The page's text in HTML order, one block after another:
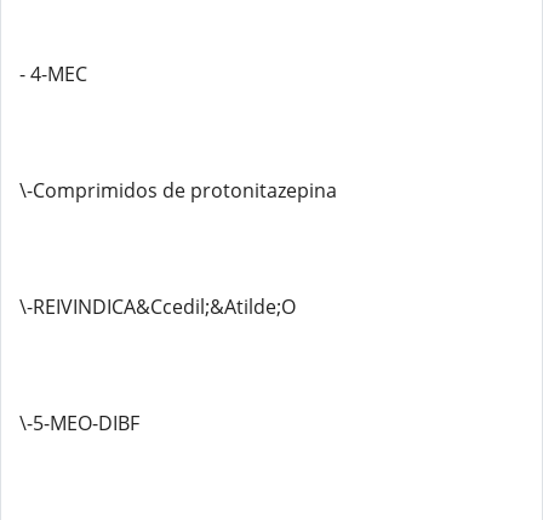
- 4-MEC
\-Comprimidos de protonitazepina
\-REIVINDICA&Ccedil;&Atilde;O
\-5-MEO-DIBF